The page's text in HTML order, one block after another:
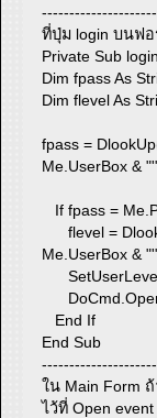
ที่ปุ่ม login บนฟอ
Private Sub
Dim fpass As
Dim flevel As
fpass =
Me.UserBox &
If fpass =
flevel =
Me.UserBox &
End If
End Sub
ใน Main Form
ไว้ที่ Open